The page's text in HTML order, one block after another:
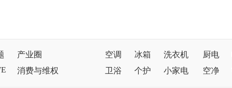
产业圈
消费与维权
空调 冰箱 洗衣机 厨电
卫浴
个护 小家电 空净